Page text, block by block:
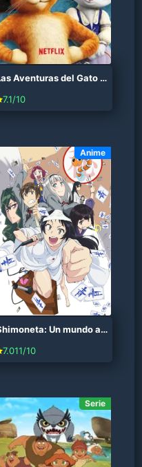
Las Aventuras del Gato con Botas (2015)
7.1/10
Anime
Shimoneta: Un mundo aburrido donde no existe el concepto de chistes verdes (2015)
7.011/10
Serie